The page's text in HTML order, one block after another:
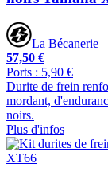
La Bécanerie
57,50 €
Ports : 5,90 €
Durite de frein
mordant,
noirs.
Plus d'infos